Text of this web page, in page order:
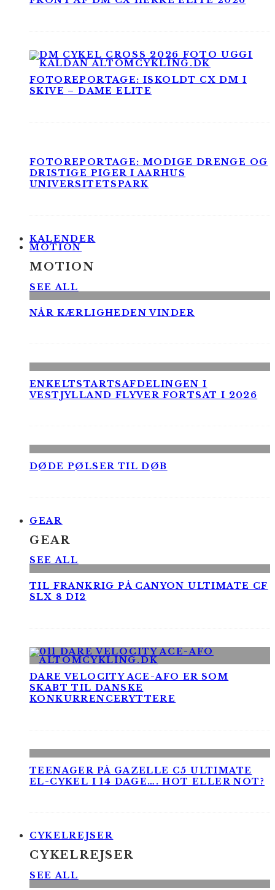
FOTOREPORTAGE: ISKOLDT CX DM I
SKIVE – DAME ELITE
FOTOREPORTAGE: MODIGE DRENGE OG
DRISTIGE PIGER I AARHUS
UNIVERSITETSPARK
KALENDER
MOTION
MOTION
SEE ALL
NÅR KÆRLIGHEDEN VINDER
ENKELTSTARTSAFDELINGEN I
VESTJYLLAND FLYVER FORTSAT I 2026
DØDE PØLSER TIL DØB
GEAR
GEAR
SEE ALL
TIL FRANKRIG PÅ CANYON ULTIMATE CF
SLX 8 DI2
DARE VELOCITY ACE-AFO ER SOM
SKABT TIL DANSKE
KONKURRENCERYTTERE
TEENAGER PÅ GAZELLE C5 ULTIMATE
EL-CYKEL I 14 DAGE…. HOT ELLER NOT?
CYKELREJSER
CYKELREJSER
SEE ALL